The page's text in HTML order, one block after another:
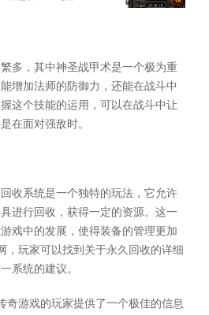
多，其中神圣战甲术是一个极为重
增加法师的防御力，还能在战斗中
这个技能的运用，可以在战斗中让
在面对强敌时。
收系统是一个独特的玩法，它允许
进行回收，获得一定的资源。这一
戏中的发展，使得装备的管理更加
，玩家可以找到关于永久回收的详细
系统的建议。
奇游戏的玩家提供了一个极佳的信息